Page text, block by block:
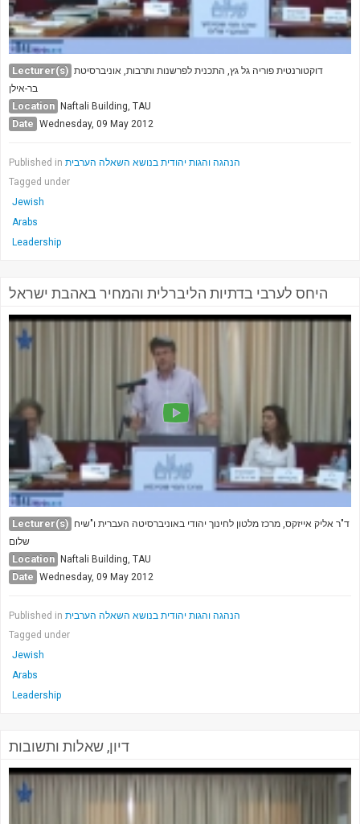
Lecturer(s) דוקטורנטית פוריה גל גץ, התכנית לפרשנות ותרבות, אוניברסיטת
בר-אילן
Location Naftali Building, TAU
Date Wednesday, 09 May 2012
Published in הנהגה והגות יהודית בנושא השאלה הערבית
Tagged under
Jewish
Arabs
Leadership
היחס לערבי בדתיות הליברלית והמחיר באהבת ישראל
Lecturer(s) ד"ר אליק אייזקס, מרכז מלטון לחינוך יהודי באוניברסיטה העברית ו"שיח
שלום
Location Naftali Building, TAU
Date Wednesday, 09 May 2012
Published in הנהגה והגות יהודית בנושא השאלה הערבית
Tagged under
Jewish
Arabs
Leadership
דיון, שאלות ותשובות